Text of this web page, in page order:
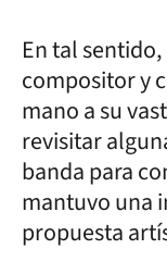
En tal
compositor y
mano a su
revisitar
banda para
mantuvo una
propuesta